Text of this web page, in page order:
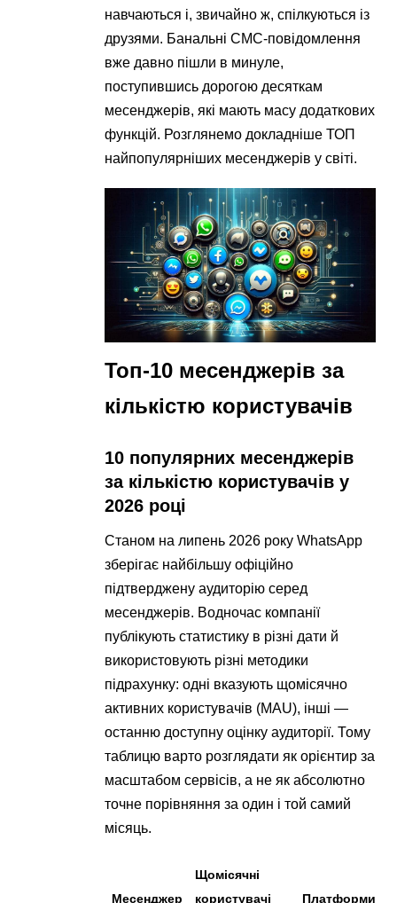
навчаються і, звичайно ж, спілкуються із
друзями. Банальні СМС-повідомлення
вже давно пішли в минуле,
поступившись дорогою десяткам
месенджерів, які мають масу додаткових
функцій. Розглянемо докладніше ТОП
найпопулярніших месенджерів у світі.
Топ-10 месенджерів за
кількістю користувачів
10 популярних месенджерів
за кількістю користувачів у
2026 році
Станом на липень 2026 року WhatsApp
зберігає найбільшу офіційно
підтверджену аудиторію серед
месенджерів. Водночас компанії
публікують статистику в різні дати й
використовують різні методики
підрахунку: одні вказують щомісячно
активних користувачів (MAU), інші —
останню доступну оцінку аудиторії. Тому
таблицю варто розглядати як орієнтир за
масштабом сервісів, а не як абсолютно
точне порівняння за один і той самий
місяць.
Месенджер
Щомісячні
користувачі
Платформи